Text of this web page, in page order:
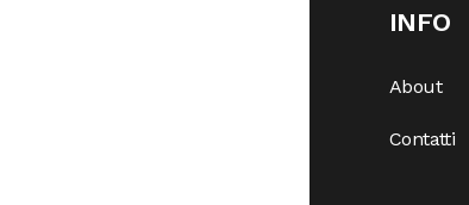
INFO
About
Contatti